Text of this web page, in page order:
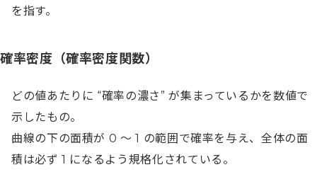
を指す。
確率密度（確率密度関数）
どの値あたりに “確率の濃さ” が集まっているかを数値で
示したもの。
曲線の下の面積が 0 〜 1 の範囲で確率を与え、全体の面
積は必ず 1 になるよう規格化されている。